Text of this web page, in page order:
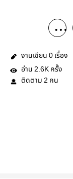
งานเขียน 0 เรื่อง
อ่าน 2.6K ครั้ง
ติดตาม 2 คน